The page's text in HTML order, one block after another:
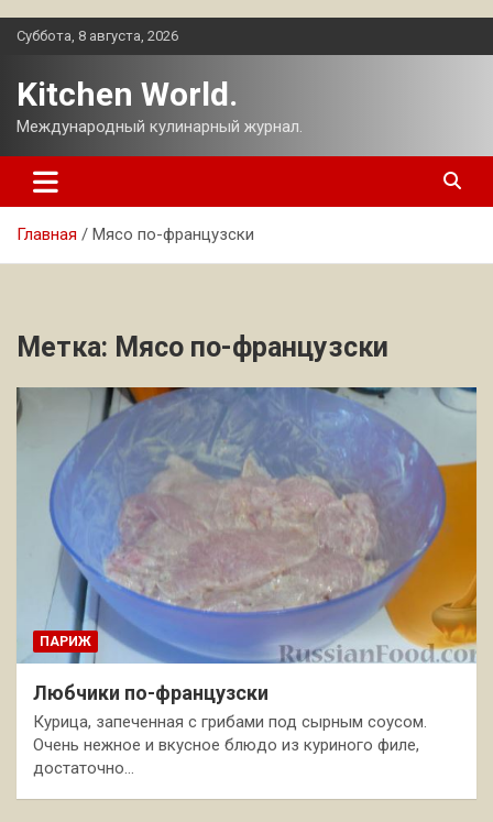
Перейти
Суббота, 8 августа, 2026
Kitchen World.
Международный кулинарный журнал.
Главная Мясо по-французски
Метка: Мясо по-французски
ПАРИЖ
Любчики по-французски
Курица, запеченная с грибами под сырным соусом.
Очень нежное и вкусное блюдо из куриного филе,
достаточно…